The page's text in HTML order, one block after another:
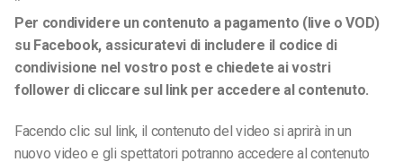
Per condividere un contenuto a pagamento (live o VOD)
su Facebook, assicuratevi di includere il codice di
condivisione nel vostro post e chiedete ai vostri
follower di cliccare sul link per accedere al contenuto.
Facendo clic sul link, il contenuto del video si aprirà in un
nuovo video e gli spettatori potranno accedere al contenuto